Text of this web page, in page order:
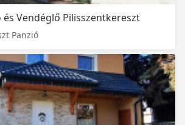
és Vendéglő Pilisszentkereszt
Panzió